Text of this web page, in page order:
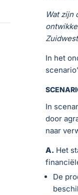
Wat zijn
In het
In
door
naar
A. Het
De